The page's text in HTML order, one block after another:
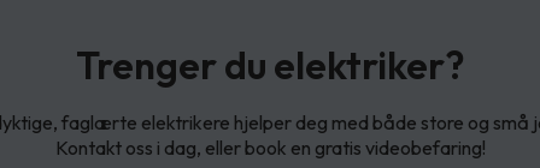
Trenger du elektriker?
faglærte elektrikere hjelper deg med både store og små
Kontakt oss i dag, eller book en gratis videobefaring!